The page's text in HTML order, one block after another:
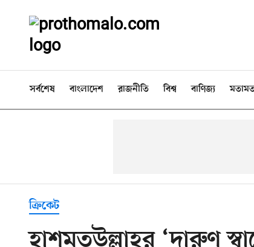
সর্বশেষ বাংলাদেশ রাজনীতি বিশ্ব বাণিজ্য
ক্রিকেট
হাশমতউল্লাহর ‘দারুণ